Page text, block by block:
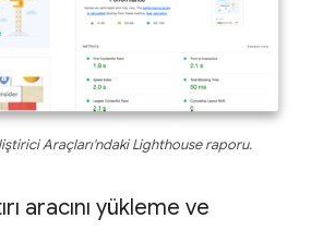
Araçları'ndaki Lighthouse raporu.
aracını yükleme ve